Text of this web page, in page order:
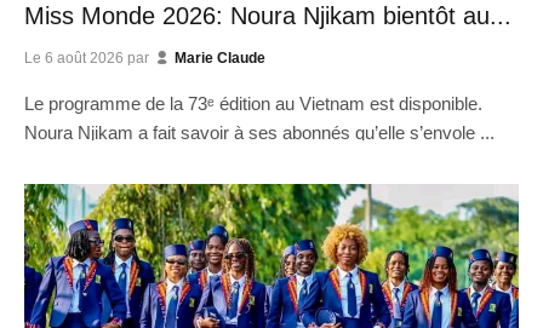
Miss Monde 2026: Noura Njikam bientôt au...
Le 6 août 2026 par Marie Claude
Le programme de la 73ᵉ édition au Vietnam est disponible.
Noura Njikam a fait savoir à ses abonnés qu’elle s’envole ...